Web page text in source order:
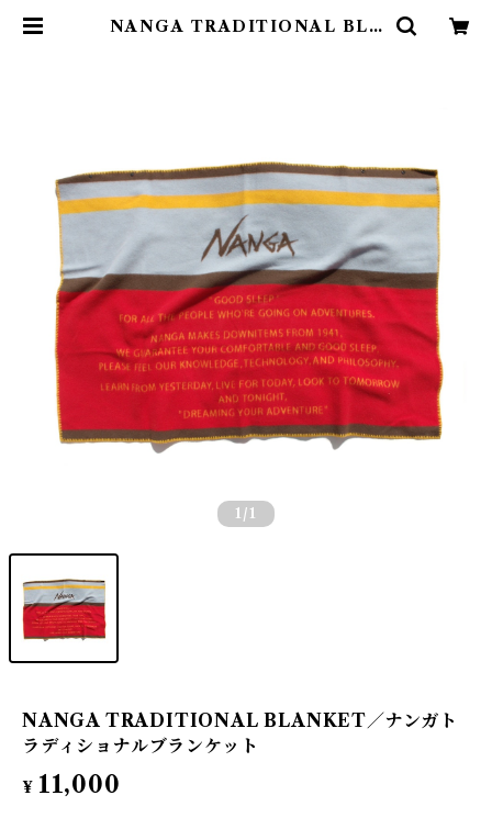
NANGA TRADITIONAL BLA
1 /1
NANGA TRADITIONAL BLANKET／ナンガト
ラディショナルブランケット
¥ 11,000